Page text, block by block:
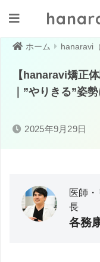
ホーム hanaravi（ハ
【hanaravi矯正
｜”やりきる”姿
2025年9月29日
医師
長
各務